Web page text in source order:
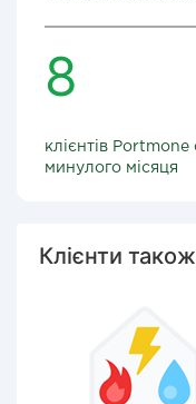
8
клієнтів Portmone
минулого місяця
Клієнти